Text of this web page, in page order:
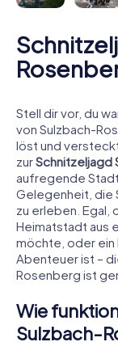
Stell dir vor, du
von Sulzbach-
löst und
zurSchnitzeljagd
aufregende
Gelegenheit, die
zu erleben. Egal,
Heimatstadt aus
möchte, oder ein
Abenteuer ist –
Rosenberg ist
Wie
Sulzbach-